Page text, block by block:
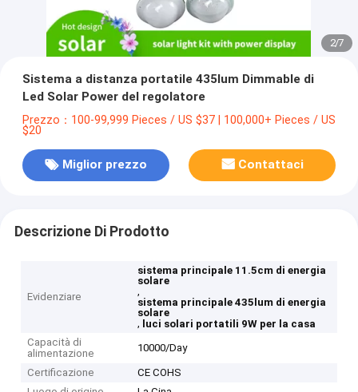
2/7
Sistema a distanza portatile 435lum Dimmable di
Led Solar Power del regolatore
Prezzo：100-99,999 Pieces / US $37 | 100,000+ Pieces / US
$20
Miglior prezzo Contattaci
Descrizione Di Prodotto
Evidenziare
sistema principale 11.5cm di energia
solare
,
sistema principale 435lum di energia
solare
, luci solari portatili 9W per la casa
Capacità di
alimentazione
10000/Day
Certificazione
CE COHS